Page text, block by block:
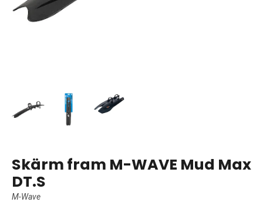
Skärm fram M-WAVE Mud Max
DT.S
M-Wave